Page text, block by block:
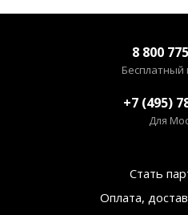
8 800
Бесплатный
+7 (495)
Для
Стать
Оплата,